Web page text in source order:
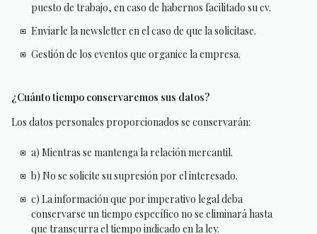
puesto de trabajo, en caso de habernos facilitado su cv.
Enviarle la newsletter en el caso de que la solicitase.
Gestión de los eventos que organice la empresa.
¿Cuánto tiempo conservaremos sus datos?
Los datos personales proporcionados se conservarán:
a) Mientras se mantenga la relación mercantil.
b) No se solicite su supresión por el interesado.
c) La información que por imperativo legal deba
conservarse un tiempo específico no se eliminará hasta
que transcurra el tiempo indicado en la ley.